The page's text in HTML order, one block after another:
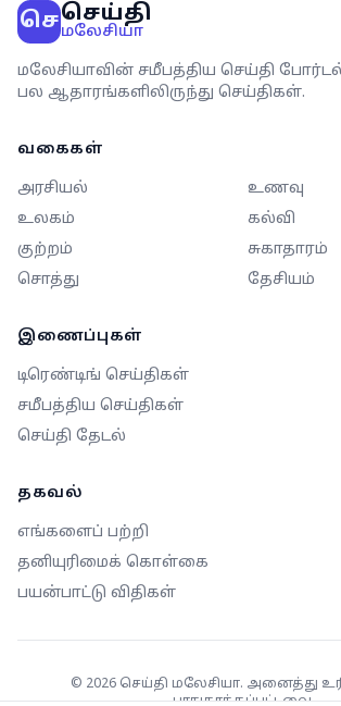
செசெய்தி
மலேசியா
மலேசியாவின் சமீபத்திய செய்தி
பல ஆதாரங்களிலிருந்து செய்திகள்.
வகைகள்
அரசியல்
உணவு
உலகம்
கல்வி
குற்றம்
சுகாதாரம்
சொத்து
தேசியம்
இணைப்புகள்
டிரெண்டிங் செய்திகள்
சமீபத்திய செய்திகள்
செய்தி தேடல்
தகவல்
எங்களைப் பற்றி
தனியுரிமைக் கொள்கை
பயன்பாட்டு விதிகள்
© 2026செய்தி மலேசியா. அனைத்து
பாதுகாக்கப்பட்டவை.